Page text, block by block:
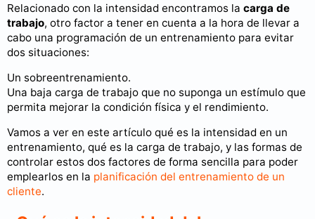
Relacionado con la intensidad encontramos la carga de
trabajo, otro factor a tener en cuenta a la hora de llevar a
cabo una programación de un entrenamiento para evitar
dos situaciones:
Un sobreentrenamiento.
Una baja carga de trabajo que no suponga un estímulo que
permita mejorar la condición física y el rendimiento.
Vamos a ver en este artículo qué es la intensidad en un
entrenamiento, qué es la carga de trabajo, y las formas de
controlar estos dos factores de forma sencilla para poder
emplearlos en la planificación del entrenamiento de un
cliente.